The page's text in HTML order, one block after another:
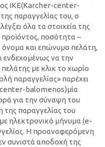
ΙΚΕ(Κarcher-center-
παραγγελίας του, ο
όλα τα στοιχεία της
προϊόντος, ποσότητα –
και επώνυμο πελάτη,
ενδεχομένως να την
πελάτης με κλικ το χωρίο
παραγγελίας» παρέχει
balomenos)μία
για την σύναψη του
παραγγελίας του
ηλεκτρονικό μήνυμα (e-
Η προαναφερόμενη
συνιστά αποδοχή της